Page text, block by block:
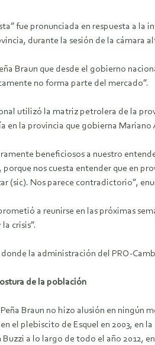
fue pronunciada en respuesta a
durante la sesión de la cámara
Braun que desde el gobierno
no forma parte del mercado”.
utilizó la matriz petrolera de la
en la provincia que gobierna Mariano
beneficiosos a nuestro
porque nos cuesta entender que en
(sic). Nos parece contradictorio”,
a reunirse en las próximas
crisis”.
la administración del PRO-
de la población
Braun no hizo alusión en ningún
el plebiscito de Esquel en 2003, en
a lo largo de todo el año 2012,